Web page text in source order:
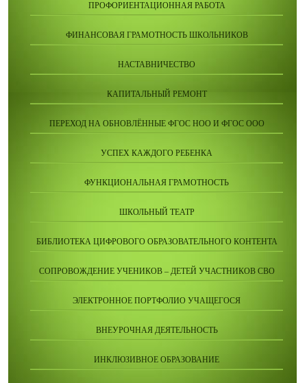
ПРОФОРИЕНТАЦИОННАЯ РАБОТА
ФИНАНСОВАЯ ГРАМОТНОСТЬ ШКОЛЬНИКОВ
НАСТАВНИЧЕСТВО
КАПИТАЛЬНЫЙ РЕМОНТ
ПЕРЕХОД НА ОБНОВЛЁННЫЕ ФГОС НОО И ФГОС ООО
УСПЕХ КАЖДОГО РЕБЕНКА
ФУНКЦИОНАЛЬНАЯ ГРАМОТНОСТЬ
ШКОЛЬНЫЙ ТЕАТР
БИБЛИОТЕКА ЦИФРОВОГО ОБРАЗОВАТЕЛЬНОГО КОНТЕНТА
СОПРОВОЖДЕНИЕ УЧЕНИКОВ – ДЕТЕЙ УЧАСТНИКОВ СВО
ЭЛЕКТРОННОЕ ПОРТФОЛИО УЧАЩЕГОСЯ
ВНЕУРОЧНАЯ ДЕЯТЕЛЬНОСТЬ
ИНКЛЮЗИВНОЕ ОБРАЗОВАНИЕ